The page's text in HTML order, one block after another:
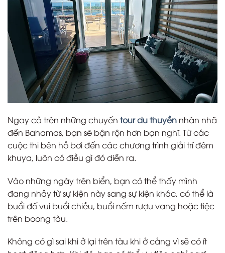
Ngay cả trên những chuyến tour du thuyền nhàn nhã
đến Bahamas, bạn sẽ bận rộn hơn bạn nghĩ. Từ các
cuộc thi bên hồ bơi đến các chương trình giải trí đêm
khuya, luôn có điều gì đó diễn ra.
Vào những ngày trên biển, bạn có thể thấy mình
đang nhảy từ sự kiện này sang sự kiện khác, có thể là
buổi đố vui buổi chiều, buổi nếm rượu vang hoặc tiệc
trên boong tàu.
Không có gì sai khi ở lại trên tàu khi ở cảng vì sẽ có ít